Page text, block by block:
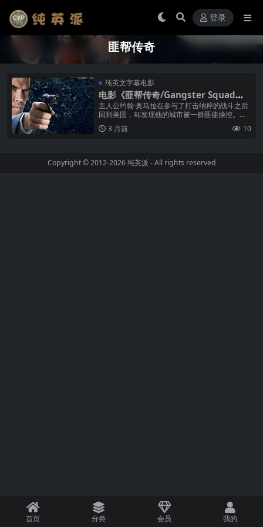
登录
匪帮传奇
纯英文字幕电影
电影《匪帮传奇/Gangster Squad》
纯英文字幕高清MP4下载
主人公约翰·奥马拉在参与了打击纳粹的战斗之后
回到美国，却发现他的城市被一群匪徒操控。在
他远离家乡的那段时间里，米奇·科恩成了头目，
让整个洛杉矶都笼罩在黑帮的阴影...
3 月前 10
Copyright © 2012-2026纯英派 - All rights reserved
首页 分类 会员 我的